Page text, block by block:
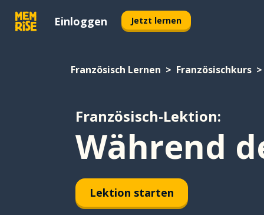
Einloggen Jetzt lernen
Französisch Lernen Französischkurs
Französisch-Lektion:
Während
Lektion starten